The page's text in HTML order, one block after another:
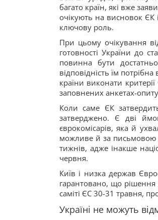
багато країн, які вже
очікують на висновок ЄК
ключову роль.
При цьому очікування
готовності України до
повинна бути
відповідність їм
країни виконати
заповнених анкетах-
Коли саме ЄК
затверджено. Є дві
єврокомісарів, яка й
можливе й за письмовою
тижнів, адже інакше
червня.
Київ і низка держав
гарантовано, що рішення
саміті ЄС 30-31 травня,
Україні не можуть